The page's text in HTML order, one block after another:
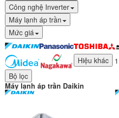
Công nghệ Inverter
Máy lạnh áp trần
Mức giá
Hiệu khác
Bộ lọc
Máy lạnh áp trần Daikin